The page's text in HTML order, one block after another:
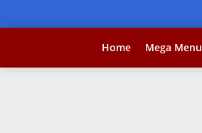
Home Mega Menu